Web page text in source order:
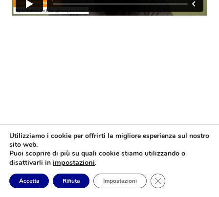
Utilizziamo i cookie per offrirti la migliore esperienza sul nostro
sito web.
Puoi scoprire di più su quali cookie stiamo utilizzando o
disattivarli in impostazioni.
Accetta Rifiuta Impostazioni Close GDPR